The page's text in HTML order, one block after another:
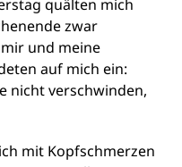
quälten mich
zwar
und meine
auf mich ein:
nicht verschwinden,
mit Kopfschmerzen